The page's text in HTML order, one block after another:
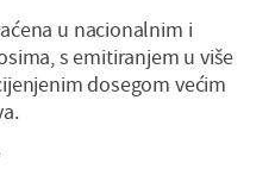
u nacionalnim i
s emitiranjem u više
dosegom većim